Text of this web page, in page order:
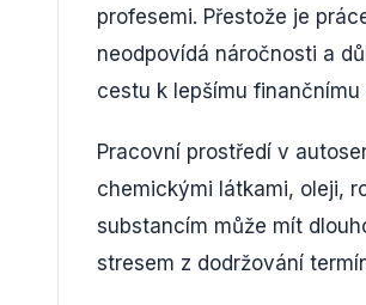
profesemi. Přestože je
neodpovídá náročnosti a
cestu k lepšímu
Pracovní prostředí v
chemickými látkami, oleji,
substancím může mít
stresem z dodržování